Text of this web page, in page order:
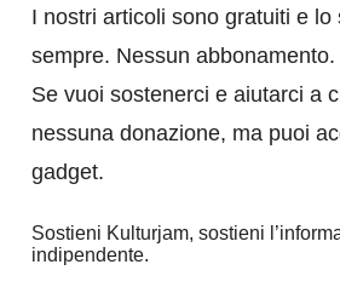
I nostri articoli sono gratuiti e lo
sempre. Nessun abbonamento.
Se vuoi sostenerci e aiutarci a
nessuna donazione, ma puoi
gadget.
Sostieni Kulturjam, sostieni
indipendente.